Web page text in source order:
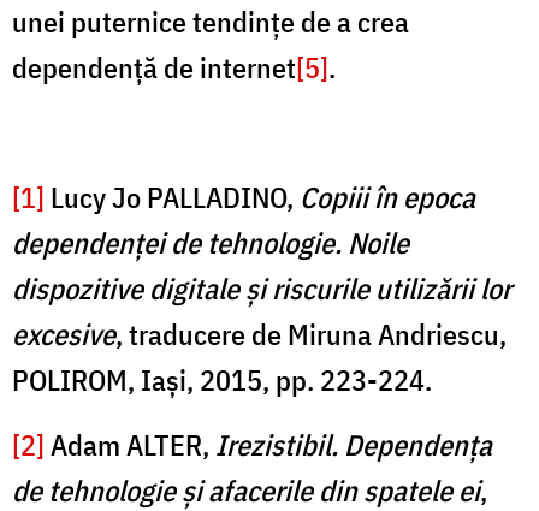
unei puternice tendinţe de a crea
dependență de internet[5].
[1] Lucy Jo PALLADINO, Copiii în epoca
dependenţei de tehnologie. Noile
dispozitive digitale şi riscurile utilizării lor
excesive, traducere de Miruna Andriescu,
POLIROM, Iaşi, 2015, pp. 223-224.
[2]Adam ALTER, Irezistibil. Dependenţa
de tehnologie şi afacerile din spatele ei,